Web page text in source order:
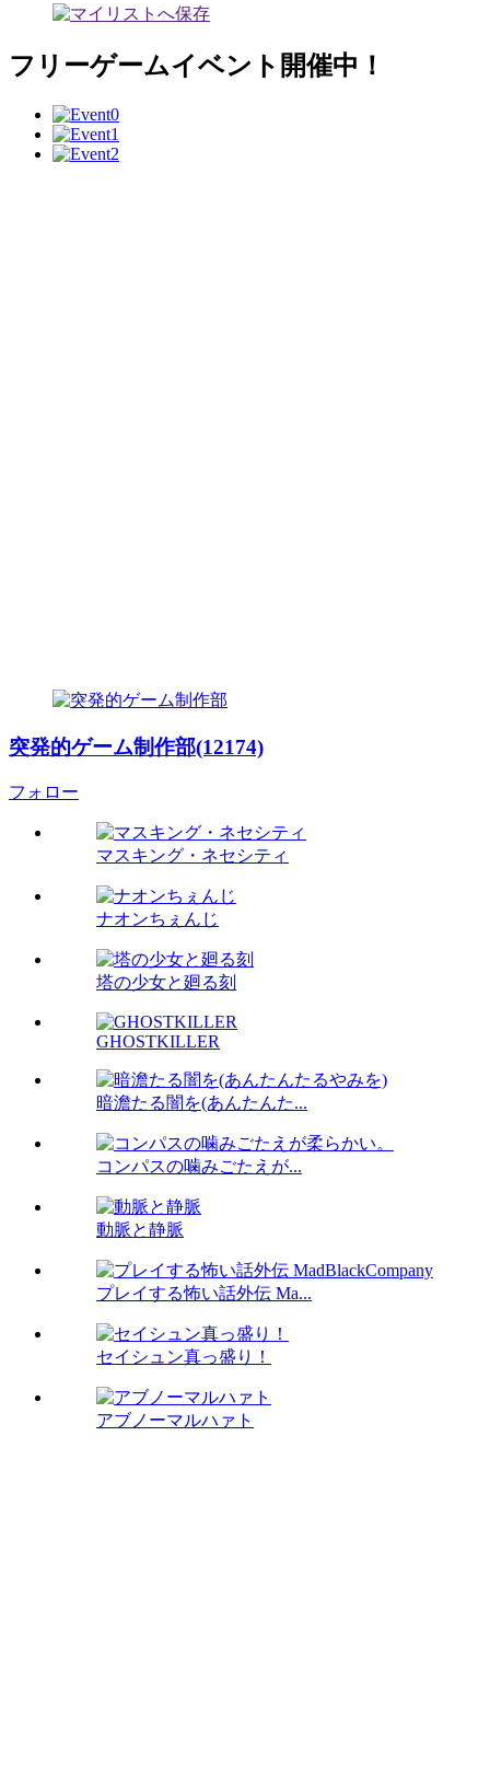
フリーゲームイベント開催中！
突発的ゲーム制作部(12174)
フォロー
マスキング・ネセシティ
ナオンちぇんじ
塔の少女と廻る刻
GHOSTKILLER
暗澹たる闇を(あんたんた...
コンパスの噛みごたえが...
動脈と静脈
プレイする怖い話外伝 Ma...
セイシュン真っ盛り！
アブノーマルハァト